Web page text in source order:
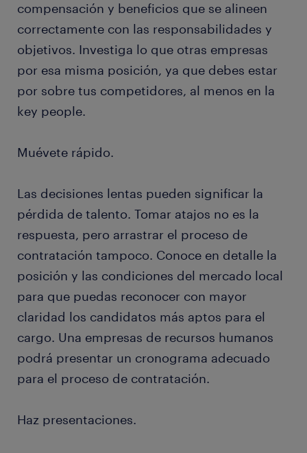
compensación y beneficios que se alineen
correctamente con las responsabilidades y
objetivos. Investiga lo que otras empresas
por esa misma posición, ya que debes estar
por sobre tus competidores, al menos en la
key people.
Muévete rápido.
Las decisiones lentas pueden significar la
pérdida de talento. Tomar atajos no es la
respuesta, pero arrastrar el proceso de
contratación tampoco. Conoce en detalle la
posición y las condiciones del mercado local
para que puedas reconocer con mayor
claridad los candidatos más aptos para el
cargo. Una empresas de recursos humanos
podrá presentar un cronograma adecuado
para el proceso de contratación.
Haz presentaciones.